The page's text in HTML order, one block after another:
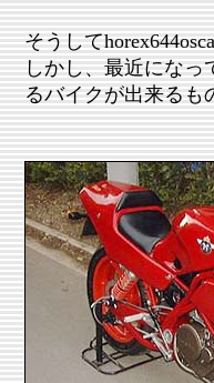
そうして
しかし、最近にな
るバイクが出来る